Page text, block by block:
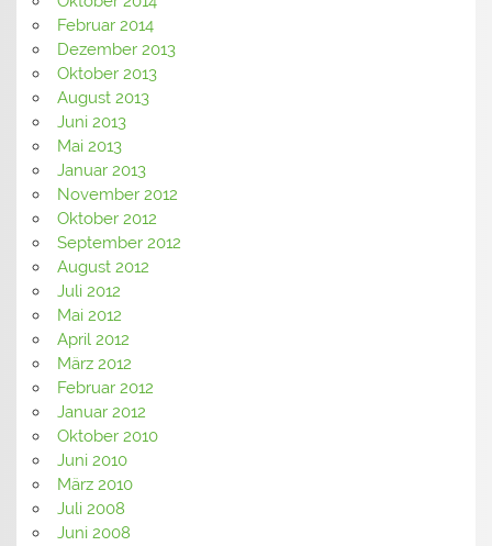
Februar 2014
Dezember 2013
Oktober 2013
August 2013
Juni 2013
Mai 2013
Januar 2013
November 2012
Oktober 2012
September 2012
August 2012
Juli 2012
Mai 2012
April 2012
März 2012
Februar 2012
Januar 2012
Oktober 2010
Juni 2010
März 2010
Juli 2008
Juni 2008